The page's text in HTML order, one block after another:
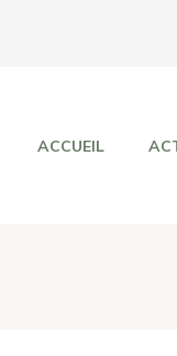
ACCUEIL